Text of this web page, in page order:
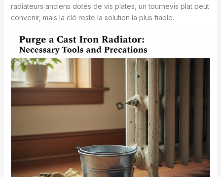
radiateurs anciens dotés de vis plates, un tournevis plat peut
convenir, mais la clé reste la solution la plus fiable.